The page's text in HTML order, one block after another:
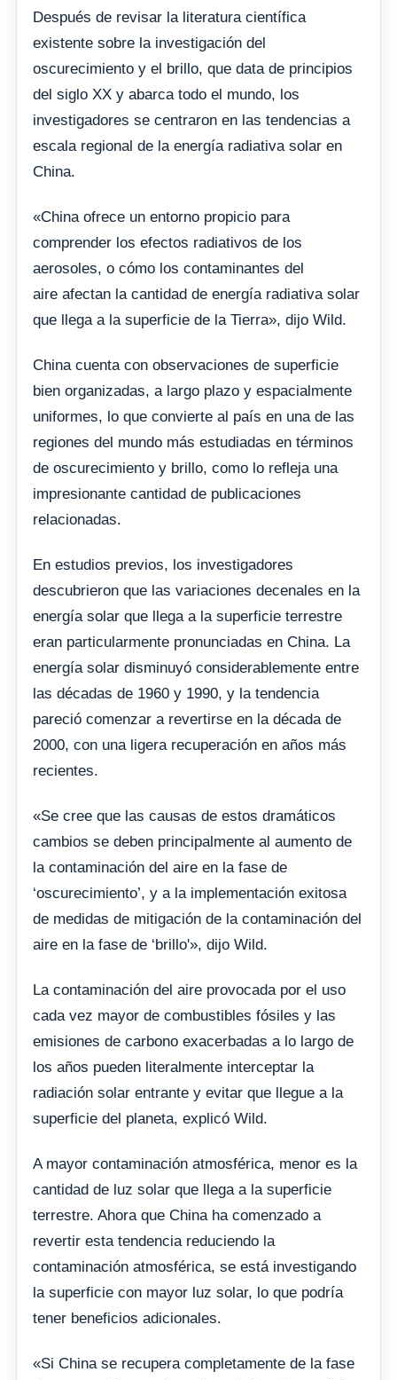
Después de revisar la literatura científica
existente sobre la investigación del
oscurecimiento y el brillo, que data de principios
del siglo XX y abarca todo el mundo, los
investigadores se centraron en las tendencias a
escala regional de la energía radiativa solar en
China.
«China ofrece un entorno propicio para
comprender los efectos radiativos de los
aerosoles, o cómo los contaminantes del
aire afectan la cantidad de energía radiativa solar
que llega a la superficie de la Tierra», dijo Wild.
China cuenta con observaciones de superficie
bien organizadas, a largo plazo y espacialmente
uniformes, lo que convierte al país en una de las
regiones del mundo más estudiadas en términos
de oscurecimiento y brillo, como lo refleja una
impresionante cantidad de publicaciones
relacionadas.
En estudios previos, los investigadores
descubrieron que las variaciones decenales en la
energía solar que llega a la superficie terrestre
eran particularmente pronunciadas en China. La
energía solar disminuyó considerablemente entre
las décadas de 1960 y 1990, y la tendencia
pareció comenzar a revertirse en la década de
2000, con una ligera recuperación en años más
recientes.
«Se cree que las causas de estos dramáticos
cambios se deben principalmente al aumento de
la contaminación del aire en la fase de
‘oscurecimiento’, y a la implementación exitosa
de medidas de mitigación de la contaminación del
aire en la fase de ‘brillo'», dijo Wild.
La contaminación del aire provocada por el uso
cada vez mayor de combustibles fósiles y las
emisiones de carbono exacerbadas a lo largo de
los años pueden literalmente interceptar la
radiación solar entrante y evitar que llegue a la
superficie del planeta, explicó Wild.
A mayor contaminación atmosférica, menor es la
cantidad de luz solar que llega a la superficie
terrestre. Ahora que China ha comenzado a
revertir esta tendencia reduciendo la
contaminación atmosférica, se está investigando
la superficie con mayor luz solar, lo que podría
tener beneficios adicionales.
«Si China se recupera completamente de la fase